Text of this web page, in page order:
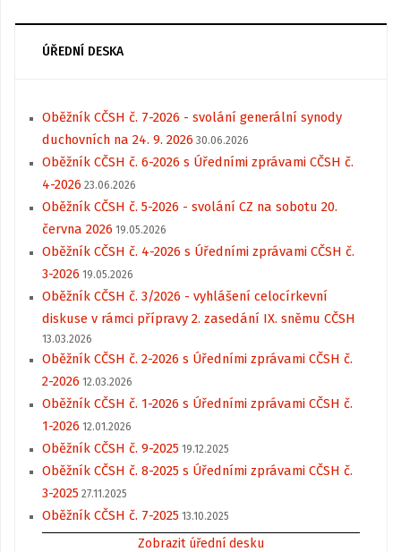
ÚŘEDNÍ DESKA
Oběžník CČSH č. 7-2026 - svolání generální synody
duchovních na 24. 9. 2026 30.06.2026
Oběžník CČSH č. 6-2026 s Úředními zprávami CČSH č.
4-2026 23.06.2026
Oběžník CČSH č. 5-2026 - svolání CZ na sobotu 20.
června 2026 19.05.2026
Oběžník CČSH č. 4-2026 s Úředními zprávami CČSH č.
3-2026 19.05.2026
Oběžník CČSH č. 3/2026 - vyhlášení celocírkevní
diskuse v rámci přípravy 2. zasedání IX. sněmu CČSH
13.03.2026
Oběžník CČSH č. 2-2026 s Úředními zprávami CČSH č.
2-2026 12.03.2026
Oběžník CČSH č. 1-2026 s Úředními zprávami CČSH č.
1-2026 12.01.2026
Oběžník CČSH č. 9-2025 19.12.2025
Oběžník CČSH č. 8-2025 s Úředními zprávami CČSH č.
3-2025 27.11.2025
Oběžník CČSH č. 7-2025 13.10.2025
Zobrazit úřední desku